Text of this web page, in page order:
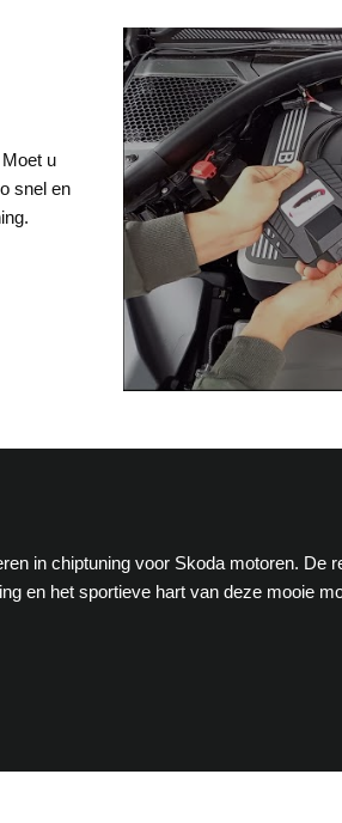
u
snel en
in chiptuning voor Skoda motoren. De
en het sportieve hart van deze mooie